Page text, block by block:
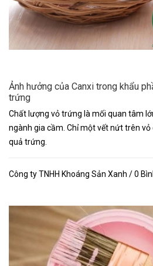
Ảnh hưởng của Canxi trong khẩu
trứng
Chất lượng vỏ trứng là mối quan tâm
ngành gia cầm. Chỉ một vết nứt trên
quả trứng.
Công ty TNHH Khoáng Sản Xanh / 0